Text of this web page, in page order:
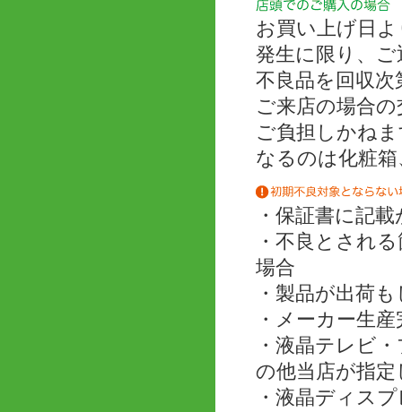
お買い上げ日
発生に限り、
不良品を回収
ご来店の場合
ご負担しかね
なるのは化粧
・保証書に記
・不良とされ
場合
・製品が出荷
・メーカー生
・液晶テレビ
の他当店が指
・液晶ディス